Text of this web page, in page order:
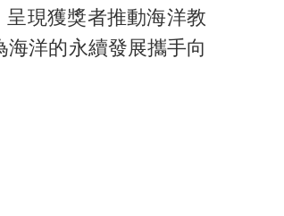
現獲獎者推動海洋教
洋的永續發展攜手向